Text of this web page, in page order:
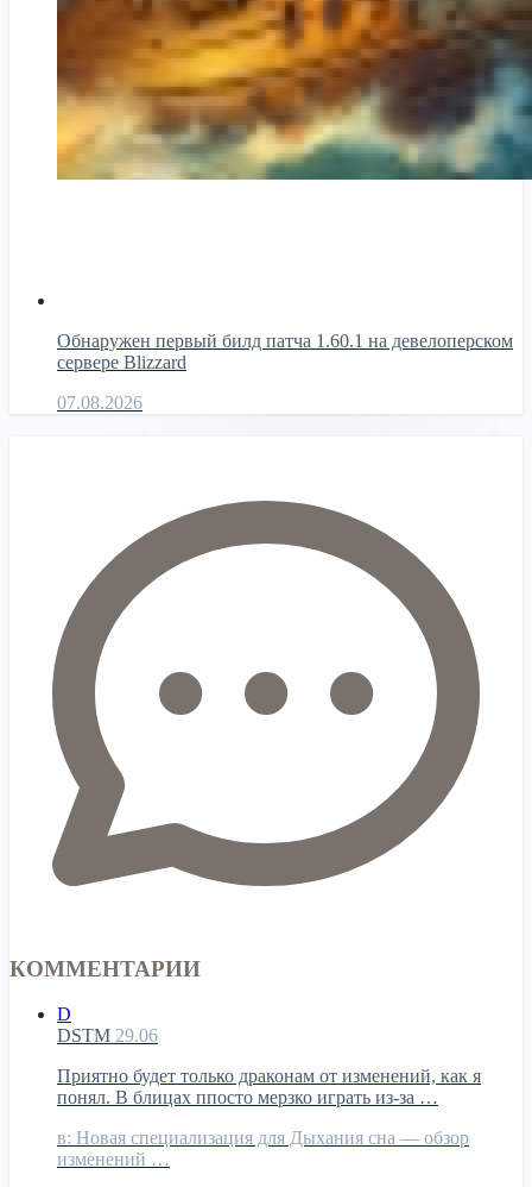
Обнаружен первый билд патча 1.60.1 на девелоперском
сервере Blizzard
07.08.2026
КОММЕНТАРИИ
D
DSTM 29.06
Приятно будет только драконам от изменений, как я
понял. В блицах ппосто мерзко играть из-за …
в: Новая специализация для Дыхания сна — обзор
изменений …